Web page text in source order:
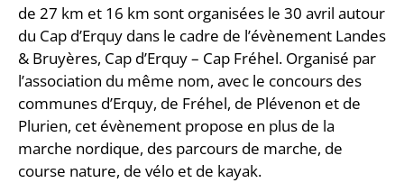
de 27 km et 16 km sont organisées le 30 avril autour
du Cap d’Erquy dans le cadre de l’évènement Landes
& Bruyères, Cap d’Erquy – Cap Fréhel. Organisé par
l’association du même nom, avec le concours des
communes d’Erquy, de Fréhel, de Plévenon et de
Plurien, cet évènement propose en plus de la
marche nordique, des parcours de marche, de
course nature, de vélo et de kayak.